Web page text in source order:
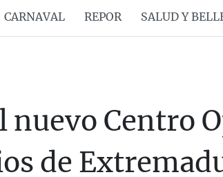
CARNAVAL REPOR SALUD Y
Centro
de